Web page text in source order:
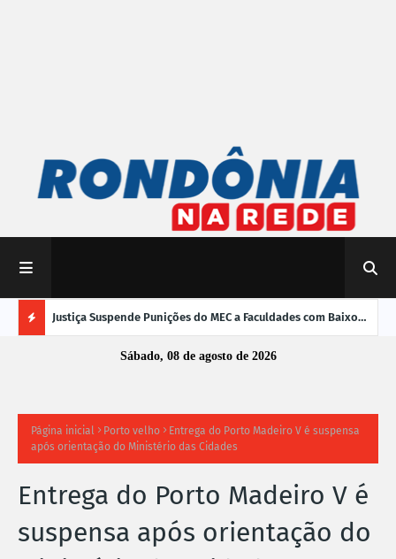
A
S
Justiça Suspende Punições do MEC a Faculdades com Baixo
Desempenho no EnamedSábado, 08 de agosto de 2026
Página inicial Porto velho
Entrega do Porto Madeiro V é suspensa
após orientação do Ministério das Cidades
Entrega do Porto Madeiro V é
suspensa após orientação do